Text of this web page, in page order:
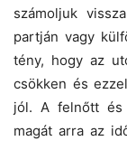
számoljuk
partján vagy
tény, hogy az
csökken és
jól. A felnőtt és
magát arra az